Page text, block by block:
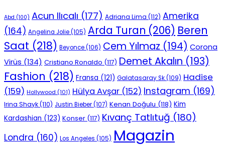
Abd (100) Acun Ilıcalı (177) Adriana Lima (112) Amerika
(164) Angelina Jolie(105) Arda Turan (206) Beren
Saat (218) Beyonce(106) Cem Yılmaz (194) Corona
Virüs (134) Cristiano Ronaldo (117) Demet Akalın (193)
Fashion (218) Fransa (121) Galatasaray Sk(109) Hadise
(159) Hollywood (101) Hülya Avşar (152) Instagram (169)
Irina Shayk(110) Justin Bieber(107) Kenan Doğulu (118) Kim
Kardashian (123) Konser (117) Kıvanç Tatlıtuğ (180)
Londra (160) Los Angeles (105) Magazin